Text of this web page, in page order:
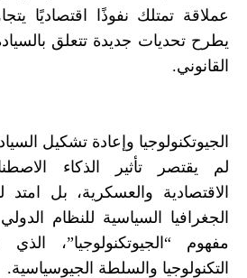
عملاقة تمتلك نفوذًا اقتصاديًا
يطرح تحديات جديدة تتعلق
القانوني.
الجيوتكنولوجيا وإعادة تشكيل
لم يقتصر تأثير الذكاء
الاقتصادية والعسكرية، بل
الجغرافيا السياسية للنظام
مفهوم “الجيوتكنولوجيا”،
التكنولوجيا والسلطة الجيوسياسية.